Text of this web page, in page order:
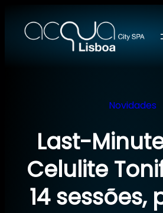
para
Novidades
Last-
Celulite
14 sessões,